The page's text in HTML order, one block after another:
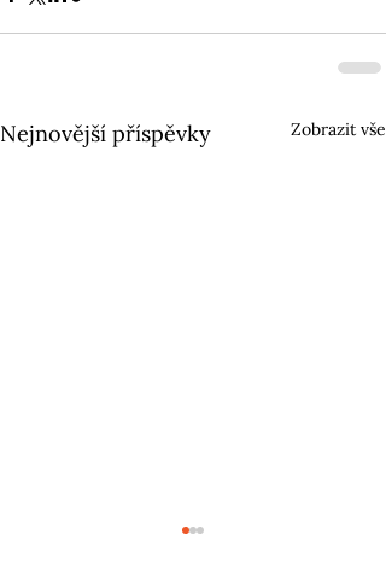
Nejnovější příspěvky Zobrazit vše